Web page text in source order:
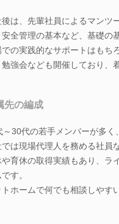
後は、先輩社員によるマンツ
全管理の基本など、基礎の
での実践的なサポートはもち
強会なども開催しており、
先の編成
～30代の若手メンバーが多く
では現場代理人を務める社員
や育休の取得実績もあり、ラ
す。
トホームで何でも相談しやす